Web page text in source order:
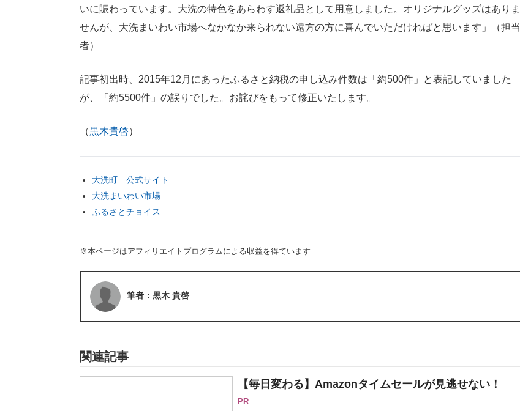
いに賑わっています。大洗の特色をあらわす返礼品として用意しました。オリジナルグッズはありま
せんが、大洗まいわい市場へなかなか来られない遠方の方に喜んでいただければと思います」（担当
者）
記事初出時、2015年12月にあったふるさと納税の申し込み件数は「約500件」と表記していました
が、「約5500件」の誤りでした。お詫びをもって修正いたします。
（黒木貴啓）
大洗町 公式サイト
大洗まいわい市場
ふるさとチョイス
※本ページはアフィリエイトプログラムによる収益を得ています
筆者：黒木 貴啓
関連記事
【毎日変わる】Amazonタイムセールが見逃せない！
PR